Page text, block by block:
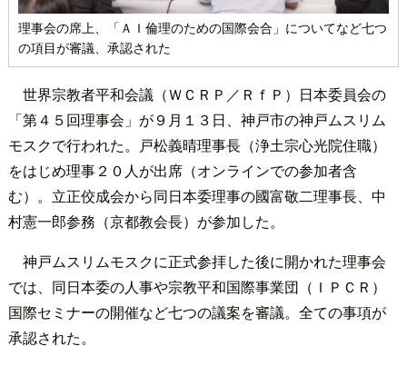
理事会の席上、「ＡＩ倫理のための国際会合」についてなど七つ
の項目が審議、承認された
世界宗教者平和会議（ＷＣＲＰ／ＲｆＰ）日本委員会の
「第４５回理事会」が９月１３日、神戸市の神戸ムスリム
モスクで行われた。戸松義晴理事長（浄土宗心光院住職）
をはじめ理事２０人が出席（オンラインでの参加者含
む）。立正佼成会から同日本委理事の國富敬二理事長、中
村憲一郎参務（京都教会長）が参加した。
神戸ムスリムモスクに正式参拝した後に開かれた理事会
では、同日本委の人事や宗教平和国際事業団（ＩＰＣＲ）
国際セミナーの開催など七つの議案を審議。全ての事項が
承認された。